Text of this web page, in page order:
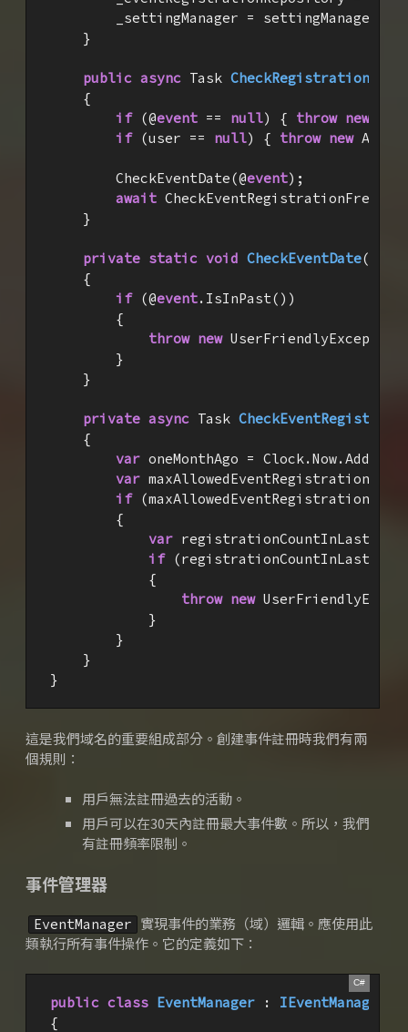
        _settingManager = settingManager;
    }
public async Task
{
if (@event == null) { throw new
if (user == null) { throw new
        CheckEventDate(@
event);
await
    }
private static void CheckEventDate(
{
if (@event.IsInPast())
        {
throw new
        }
    }
private async Task
{
var oneMonthAgo =
var
if
        {
var
if
            {
throw new
            }
        }
    }
}
這是我們域名的重要組成部分。創建事件註冊時我們有兩
個規則：
用戶無法註冊過去的活動。
用戶可以在30天內註冊最大事件數。 所以，我們
有註冊頻率限制。
事件管理器
EventManager 實現事件的業務（域）邏輯。 應使用此
類執行所有事件操作。 它的定義如下：
public class EventManager : IEventManager
{